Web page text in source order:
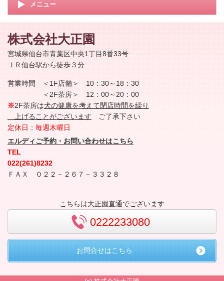
メニュー
株式会社大正園
宮城県仙台市青葉区中央1丁目8番33号
ＪＲ仙台駅から徒歩３分
営業時間 ＜1F店舗＞ 10：30～18：30
＜2F茶房＞ 12：00～20：00
※2F茶房は犬の健康を考えて閉店時間を繰り
上げることがございます ご了承下さい
定休日：毎週木曜日
エルディご予約・お問い合わせはこちら
TEL
022(261)8232
ＦＡＸ ０２２－２６７－３３２８
こちらは大正園直通でございます
0222233080
お問合せはこちら